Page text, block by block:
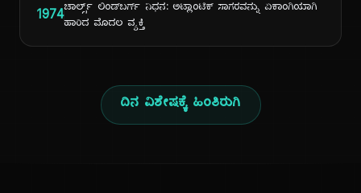
1974ಚಾರ್ಲ್ಸ್ ಲಿಂಡ್‌ಬರ್ಗ್ ನಿಧನ: ಅಟ್ಲಾಂಟಿಕ್ ಸಾಗರವನ್ನು ಏಕಾಂಗಿಯಾಗಿ
ಹಾರಿದ ಮೊದಲ ವ್ಯಕ್ತಿ
ದಿನ ವಿಶೇಷಕ್ಕೆ ಹಿಂತಿರುಗಿ